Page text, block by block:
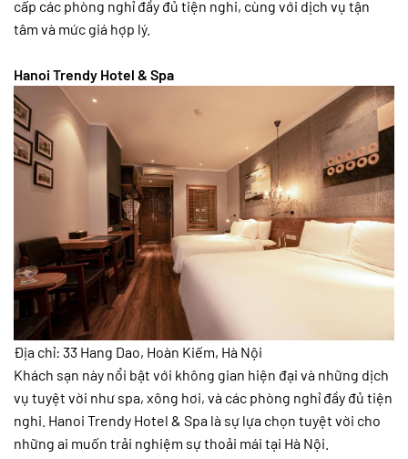
cấp các phòng nghỉ đầy đủ tiện nghi, cùng với dịch vụ tận
tâm và mức giá hợp lý.
Hanoi Trendy Hotel & Spa
Địa chỉ: 33 Hang Dao, Hoàn Kiếm, Hà Nội
Khách sạn này nổi bật với không gian hiện đại và những dịch
vụ tuyệt vời như spa, xông hơi, và các phòng nghỉ đầy đủ tiện
nghi. Hanoi Trendy Hotel & Spa là sự lựa chọn tuyệt vời cho
những ai muốn trải nghiệm sự thoải mái tại Hà Nội.